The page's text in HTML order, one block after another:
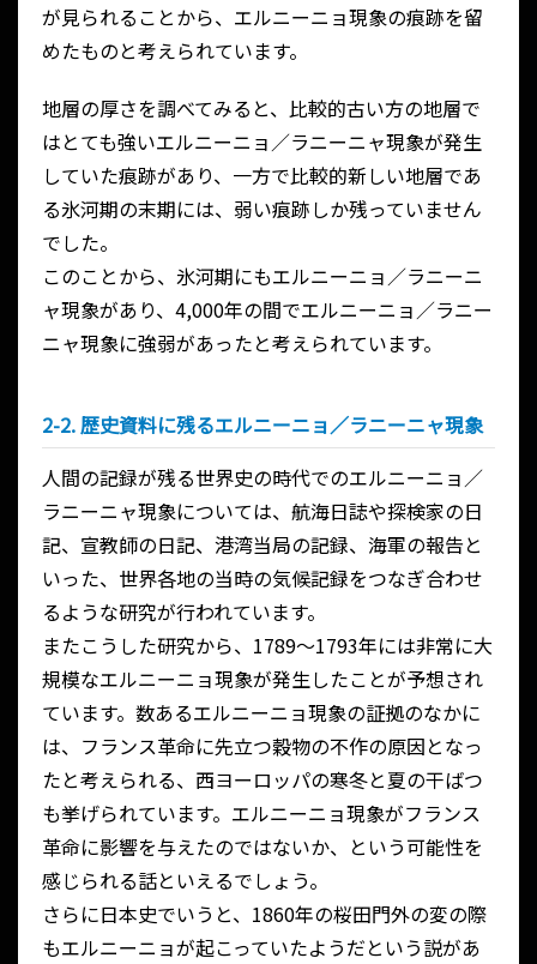
が見られることから、エルニーニョ現象の痕跡を留
めたものと考えられています。
地層の厚さを調べてみると、比較的古い方の地層で
はとても強いエルニーニョ／ラニーニャ現象が発生
していた痕跡があり、一方で比較的新しい地層であ
る氷河期の末期には、弱い痕跡しか残っていません
でした。
このことから、氷河期にもエルニーニョ／ラニーニ
ャ現象があり、4,000年の間でエルニーニョ／ラニー
ニャ現象に強弱があったと考えられています。
2-2. 歴史資料に残るエルニーニョ／ラニーニャ現象
人間の記録が残る世界史の時代でのエルニーニョ／
ラニーニャ現象については、航海日誌や探検家の日
記、宣教師の日記、港湾当局の記録、海軍の報告と
いった、世界各地の当時の気候記録をつなぎ合わせ
るような研究が行われています。
またこうした研究から、1789～1793年には非常に大
規模なエルニーニョ現象が発生したことが予想され
ています。数あるエルニーニョ現象の証拠のなかに
は、フランス革命に先立つ穀物の不作の原因となっ
たと考えられる、西ヨーロッパの寒冬と夏の干ばつ
も挙げられています。エルニーニョ現象がフランス
革命に影響を与えたのではないか、という可能性を
感じられる話といえるでしょう。
さらに日本史でいうと、1860年の桜田門外の変の際
もエルニーニョが起こっていたようだという説があ